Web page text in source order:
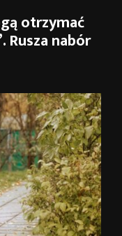
otrzymać
Rusza nabór